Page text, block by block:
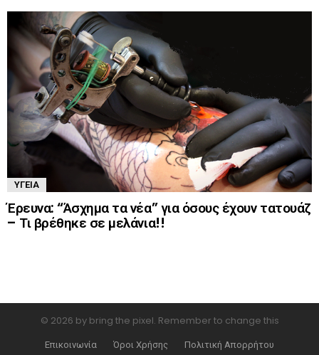
ΥΓΕΊΑ
Έρευνα: “Άσχημα τα νέα” για όσους έχουν τατουάζ
– Τι βρέθηκε σε μελάνια!!
© 2026 by bring the pixel. Remember to change this
Επικοινωνία
Όροι Χρήσης Πολιτική Απορρήτου